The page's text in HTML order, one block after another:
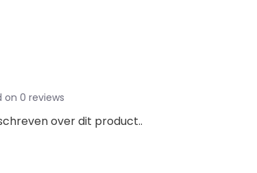
on 0 reviews
over dit product..